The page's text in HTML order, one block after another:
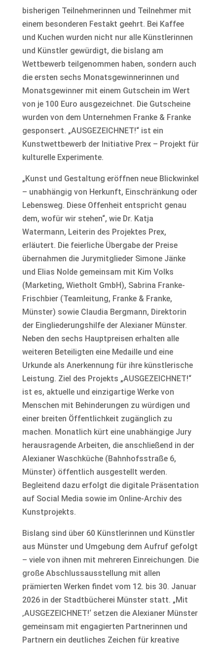
bisherigen Teilnehmerinnen und Teilnehmer mit
einem besonderen Festakt geehrt. Bei Kaffee
und Kuchen wurden nicht nur alle Künstlerinnen
und Künstler gewürdigt, die bislang am
Wettbewerb teilgenommen haben, sondern auch
die ersten sechs Monatsgewinnerinnen und
Monatsgewinner mit einem Gutschein im Wert
von je 100 Euro ausgezeichnet. Die Gutscheine
wurden von dem Unternehmen Franke & Franke
gesponsert. „AUSGEZEICHNET!“ ist ein
Kunstwettbewerb der Initiative Prex – Projekt für
kulturelle Experimente.
„Kunst und Gestaltung eröffnen neue Blickwinkel
– unabhängig von Herkunft, Einschränkung oder
Lebensweg. Diese Offenheit entspricht genau
dem, wofür wir stehen“, wie Dr. Katja
Watermann, Leiterin des Projektes Prex,
erläutert. Die feierliche Übergabe der Preise
übernahmen die Jurymitglieder Simone Jänke
und Elias Nolde gemeinsam mit Kim Volks
(Marketing, Wietholt GmbH), Sabrina Franke-
Frischbier (Teamleitung, Franke & Franke,
Münster) sowie Claudia Bergmann, Direktorin
der Eingliederungshilfe der Alexianer Münster.
Neben den sechs Hauptpreisen erhalten alle
weiteren Beteiligten eine Medaille und eine
Urkunde als Anerkennung für ihre künstlerische
Leistung. Ziel des Projekts „AUSGEZEICHNET!“
ist es, aktuelle und einzigartige Werke von
Menschen mit Behinderungen zu würdigen und
einer breiten Öffentlichkeit zugänglich zu
machen. Monatlich kürt eine unabhängige Jury
herausragende Arbeiten, die anschließend in der
Alexianer Waschküche (Bahnhofsstraße 6,
Münster) öffentlich ausgestellt werden.
Begleitend dazu erfolgt die digitale Präsentation
auf Social Media sowie im Online-Archiv des
Kunstprojekts.
Bislang sind über 60 Künstlerinnen und Künstler
aus Münster und Umgebung dem Aufruf gefolgt
– viele von ihnen mit mehreren Einreichungen. Die
große Abschlussausstellung mit allen
prämierten Werken findet vom 12. bis 30. Januar
2026 in der Stadtbücherei Münster statt. „Mit
‚AUSGEZEICHNET!‘ setzen die Alexianer Münster
gemeinsam mit engagierten Partnerinnen und
Partnern ein deutliches Zeichen für kreative